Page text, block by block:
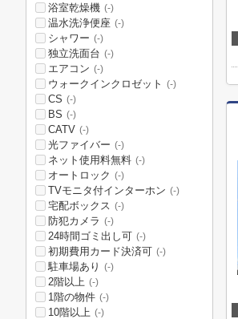
浴室乾燥機 (-)
温水洗浄便座 (-)
シャワー (-)
独立洗面台 (-)
エアコン (-)
ウォークインクロゼット (-)
CS (-)
BS (-)
CATV (-)
光ファイバー (-)
ネット使用料無料 (-)
オートロック (-)
TVモニタ付インターホン (-)
宅配ボックス (-)
防犯カメラ (-)
24時間ゴミ出し可 (-)
初期費用カード決済可 (-)
駐車場あり (-)
2階以上 (-)
1階の物件 (-)
10階以上 (-)